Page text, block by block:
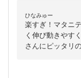
ひなみゅー
楽すぎ！マタニ
く伸び動きやす
さんにピッタリ